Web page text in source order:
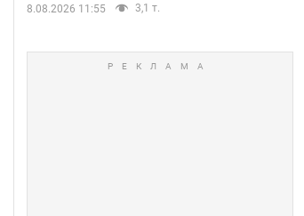
8.08.2026 11:55 3,1 т.